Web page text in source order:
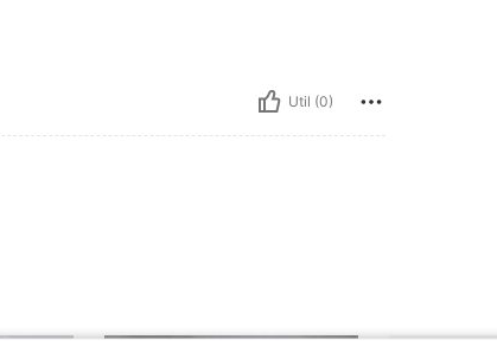
Util (0)